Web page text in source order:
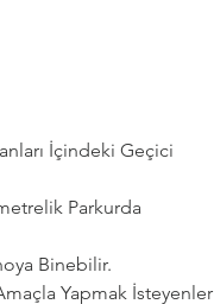
İçindeki Geçici
Parkurda
Binebilir.
Yapmak İsteyenler